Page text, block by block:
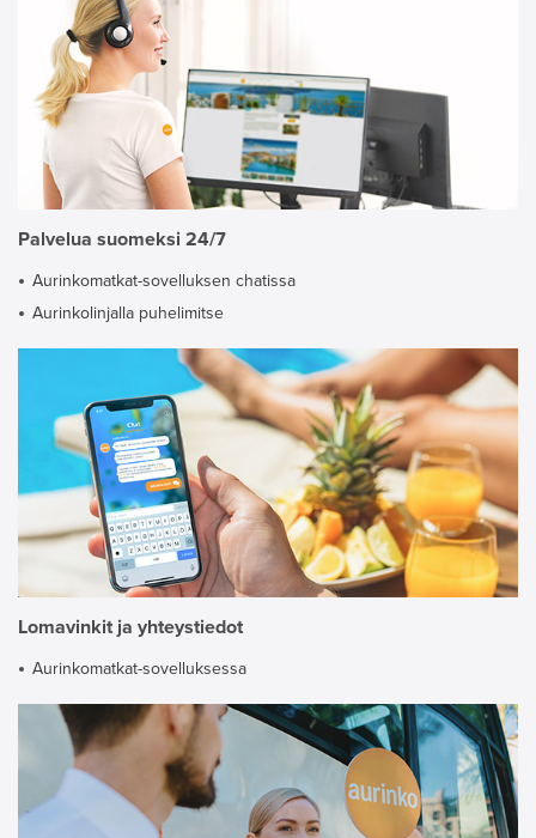
Palvelua suomeksi 24/7
Aurinkomatkat-sovelluksen chatissa
Aurinkolinjalla puhelimitse
Lomavinkit ja yhteystiedot
Aurinkomatkat-sovelluksessa